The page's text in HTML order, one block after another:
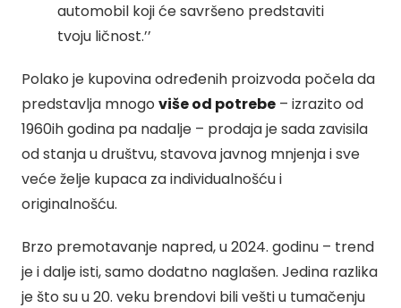
automobil koji će savršeno predstaviti
tvoju ličnost.’’
Polako je kupovina određenih proizvoda počela da
predstavlja mnogo više od potrebe – izrazito od
1960ih godina pa nadalje – prodaja je sada zavisila
od stanja u društvu, stavova javnog mnjenja i sve
veće želje kupaca za individualnošću i
originalnošću.
Brzo premotavanje napred, u 2024. godinu – trend
je i dalje isti, samo dodatno naglašen. Jedina razlika
je što su u 20. veku brendovi bili vešti u tumačenju